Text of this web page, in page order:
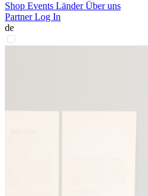
Shop Events LänderÜber uns
Partner Log In
de